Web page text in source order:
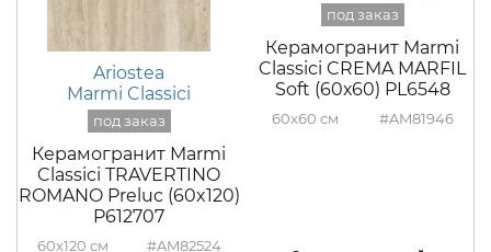
Ariostea
Marmi Classici
Керамогранит Marmi
Classici TRAVERTINO
ROMANO Preluc (60x120)
P612707
60x120 #AM82524
Керамогранит Marmi
Classici CREMA MARFIL
Soft (60х60) PL6548
60x60 #AM81946